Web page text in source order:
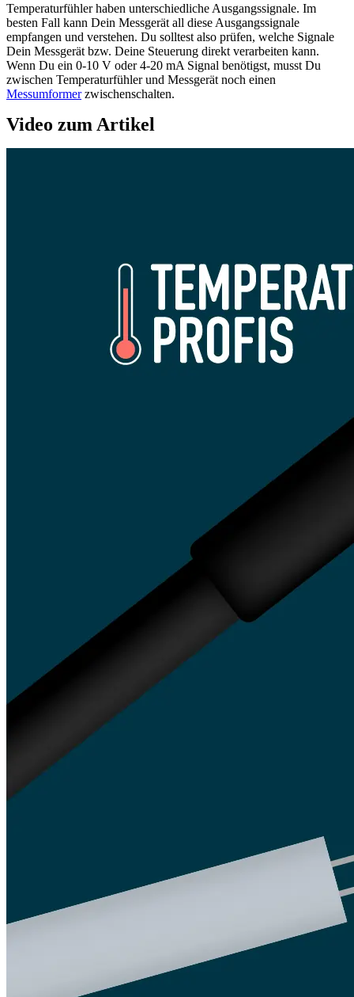
Temperaturfühler haben unterschiedliche Ausgangssignale. Im
besten Fall kann Dein Messgerät all diese Ausgangssignale
empfangen und verstehen. Du solltest also prüfen, welche Signale
Dein Messgerät bzw. Deine Steuerung direkt verarbeiten kann.
Wenn Du ein 0-10 V oder 4-20 mA Signal benötigst, musst Du
zwischen Temperaturfühler und Messgerät noch einen
Messumformerzwischenschalten.
Video zum Artikel